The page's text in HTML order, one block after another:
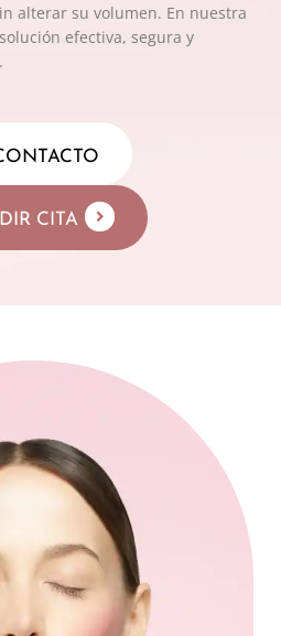
alterar su volumen. En nuestra
efectiva, segura y
CITA